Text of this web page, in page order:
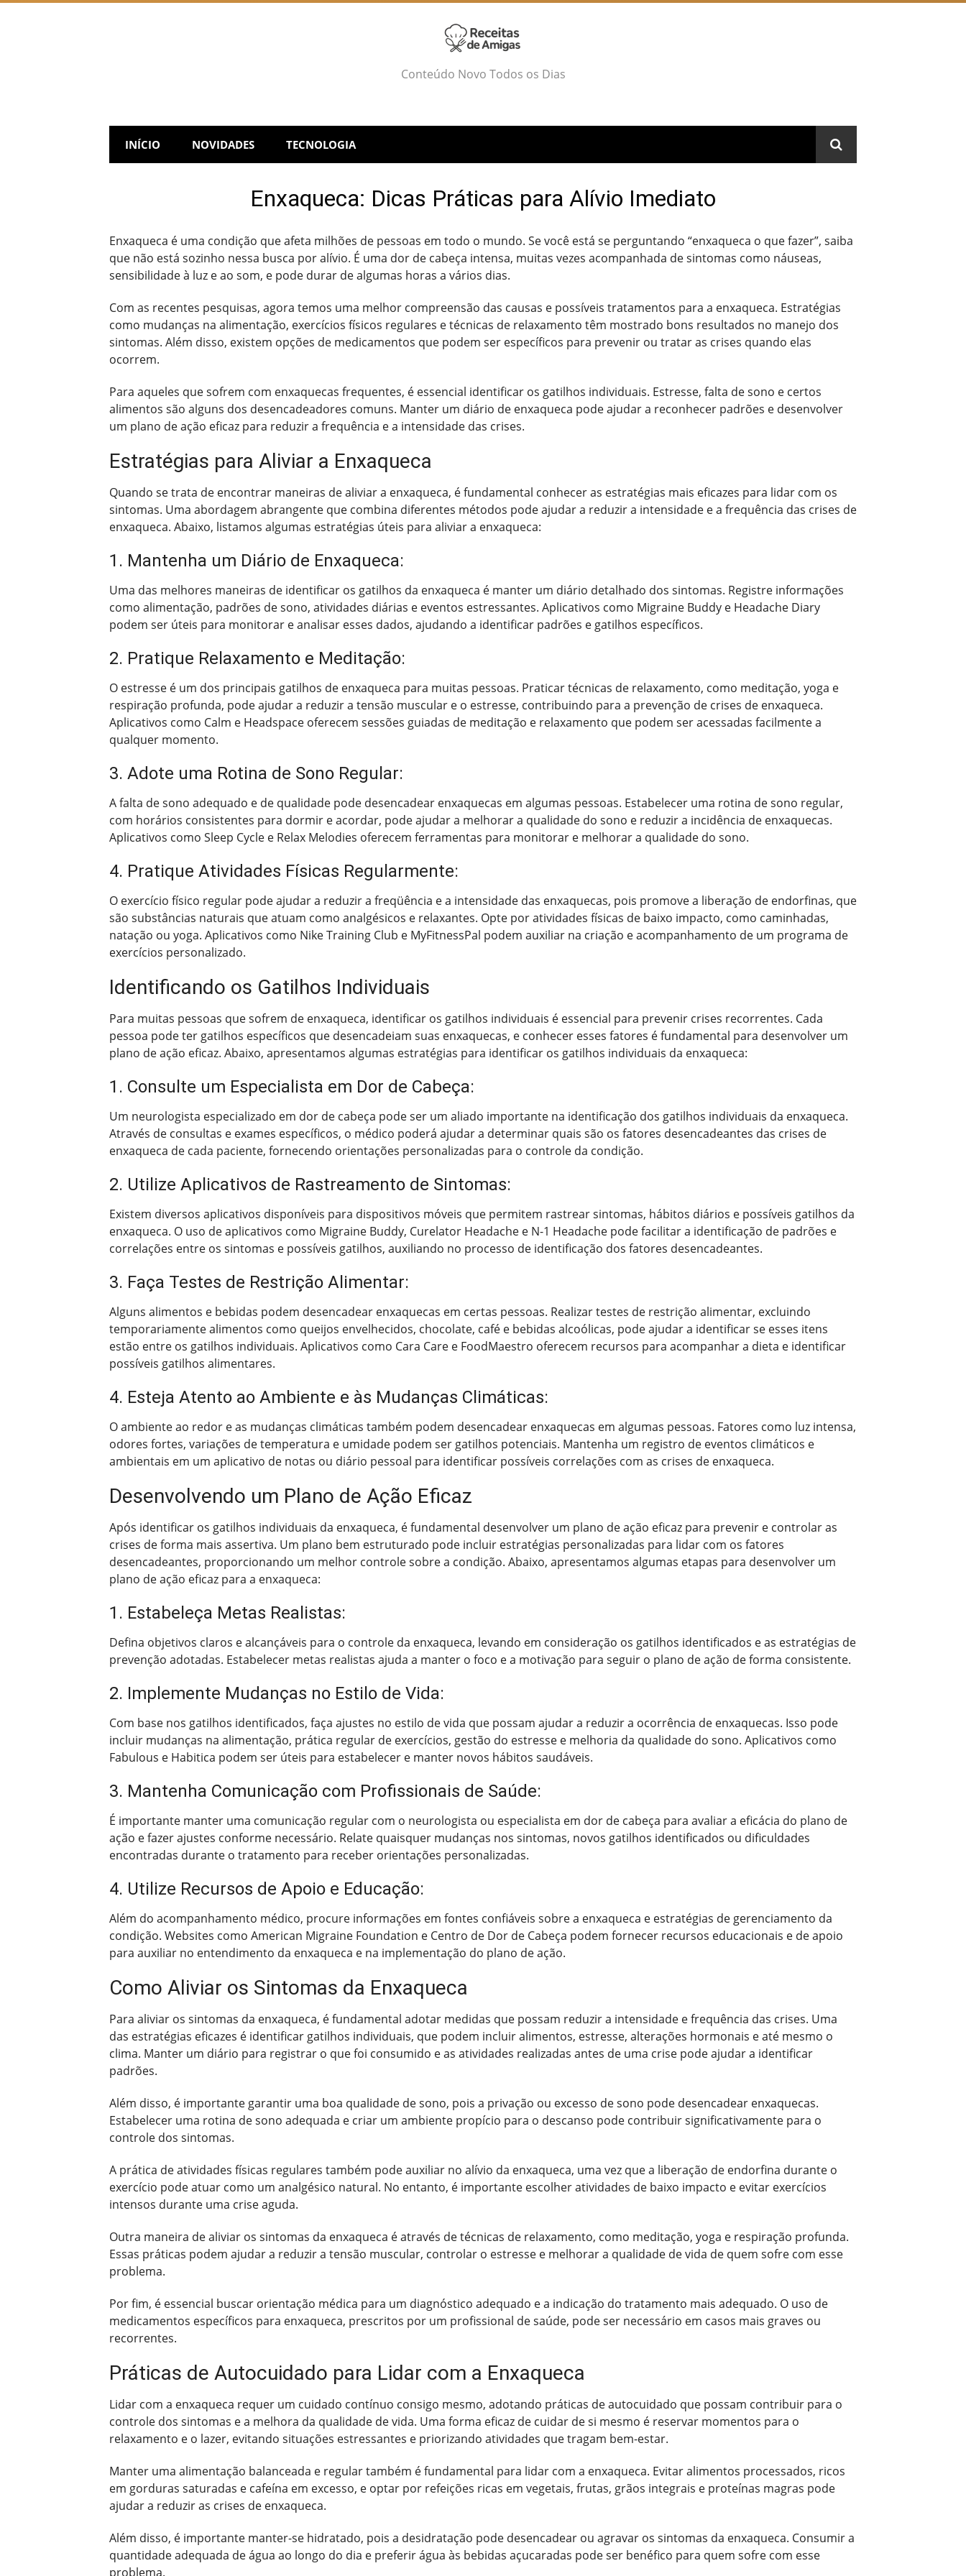
Skip
Conteúdo Novo Todos os Dias
INÍCIO NOVIDADES TECNOLOGIA
Enxaqueca: Dicas Práticas para Alívio Imediato
Enxaqueca é uma condição que afeta milhões de pessoas em todo o mundo. Se você está se perguntando “enxaqueca o que fazer”, saiba
que não está sozinho nessa busca por alívio. É uma dor de cabeça intensa, muitas vezes acompanhada de sintomas como náuseas,
sensibilidade à luz e ao som, e pode durar de algumas horas a vários dias.
Com as recentes pesquisas, agora temos uma melhor compreensão das causas e possíveis tratamentos para a enxaqueca. Estratégias
como mudanças na alimentação, exercícios físicos regulares e técnicas de relaxamento têm mostrado bons resultados no manejo dos
sintomas. Além disso, existem opções de medicamentos que podem ser específicos para prevenir ou tratar as crises quando elas
ocorrem.
Para aqueles que sofrem com enxaquecas frequentes, é essencial identificar os gatilhos individuais. Estresse, falta de sono e certos
alimentos são alguns dos desencadeadores comuns. Manter um diário de enxaqueca pode ajudar a reconhecer padrões e desenvolver
um plano de ação eficaz para reduzir a frequência e a intensidade das crises.
Estratégias para Aliviar a Enxaqueca
Quando se trata de encontrar maneiras de aliviar a enxaqueca, é fundamental conhecer as estratégias mais eficazes para lidar com os
sintomas. Uma abordagem abrangente que combina diferentes métodos pode ajudar a reduzir a intensidade e a frequência das crises de
enxaqueca. Abaixo, listamos algumas estratégias úteis para aliviar a enxaqueca:
1. Mantenha um Diário de Enxaqueca:
Uma das melhores maneiras de identificar os gatilhos da enxaqueca é manter um diário detalhado dos sintomas. Registre informações
como alimentação, padrões de sono, atividades diárias e eventos estressantes. Aplicativos como Migraine Buddy e Headache Diary
podem ser úteis para monitorar e analisar esses dados, ajudando a identificar padrões e gatilhos específicos.
2. Pratique Relaxamento e Meditação:
O estresse é um dos principais gatilhos de enxaqueca para muitas pessoas. Praticar técnicas de relaxamento, como meditação, yoga e
respiração profunda, pode ajudar a reduzir a tensão muscular e o estresse, contribuindo para a prevenção de crises de enxaqueca.
Aplicativos como Calm e Headspace oferecem sessões guiadas de meditação e relaxamento que podem ser acessadas facilmente a
qualquer momento.
3. Adote uma Rotina de Sono Regular:
A falta de sono adequado e de qualidade pode desencadear enxaquecas em algumas pessoas. Estabelecer uma rotina de sono regular,
com horários consistentes para dormir e acordar, pode ajudar a melhorar a qualidade do sono e reduzir a incidência de enxaquecas.
Aplicativos como Sleep Cycle e Relax Melodies oferecem ferramentas para monitorar e melhorar a qualidade do sono.
4. Pratique Atividades Físicas Regularmente:
O exercício físico regular pode ajudar a reduzir a freqüência e a intensidade das enxaquecas, pois promove a liberação de endorfinas, que
são substâncias naturais que atuam como analgésicos e relaxantes. Opte por atividades físicas de baixo impacto, como caminhadas,
natação ou yoga. Aplicativos como Nike Training Club e MyFitnessPal podem auxiliar na criação e acompanhamento de um programa de
exercícios personalizado.
Identificando os Gatilhos Individuais
Para muitas pessoas que sofrem de enxaqueca, identificar os gatilhos individuais é essencial para prevenir crises recorrentes. Cada
pessoa pode ter gatilhos específicos que desencadeiam suas enxaquecas, e conhecer esses fatores é fundamental para desenvolver um
plano de ação eficaz. Abaixo, apresentamos algumas estratégias para identificar os gatilhos individuais da enxaqueca:
1. Consulte um Especialista em Dor de Cabeça:
Um neurologista especializado em dor de cabeça pode ser um aliado importante na identificação dos gatilhos individuais da enxaqueca.
Através de consultas e exames específicos, o médico poderá ajudar a determinar quais são os fatores desencadeantes das crises de
enxaqueca de cada paciente, fornecendo orientações personalizadas para o controle da condição.
2. Utilize Aplicativos de Rastreamento de Sintomas:
Existem diversos aplicativos disponíveis para dispositivos móveis que permitem rastrear sintomas, hábitos diários e possíveis gatilhos da
enxaqueca. O uso de aplicativos como Migraine Buddy, Curelator Headache e N-1 Headache pode facilitar a identificação de padrões e
correlações entre os sintomas e possíveis gatilhos, auxiliando no processo de identificação dos fatores desencadeantes.
3. Faça Testes de Restrição Alimentar:
Alguns alimentos e bebidas podem desencadear enxaquecas em certas pessoas. Realizar testes de restrição alimentar, excluindo
temporariamente alimentos como queijos envelhecidos, chocolate, café e bebidas alcoólicas, pode ajudar a identificar se esses itens
estão entre os gatilhos individuais. Aplicativos como Cara Care e FoodMaestro oferecem recursos para acompanhar a dieta e identificar
possíveis gatilhos alimentares.
4. Esteja Atento ao Ambiente e às Mudanças Climáticas:
O ambiente ao redor e as mudanças climáticas também podem desencadear enxaquecas em algumas pessoas. Fatores como luz intensa,
odores fortes, variações de temperatura e umidade podem ser gatilhos potenciais. Mantenha um registro de eventos climáticos e
ambientais em um aplicativo de notas ou diário pessoal para identificar possíveis correlações com as crises de enxaqueca.
Desenvolvendo um Plano de Ação Eficaz
Após identificar os gatilhos individuais da enxaqueca, é fundamental desenvolver um plano de ação eficaz para prevenir e controlar as
crises de forma mais assertiva. Um plano bem estruturado pode incluir estratégias personalizadas para lidar com os fatores
desencadeantes, proporcionando um melhor controle sobre a condição. Abaixo, apresentamos algumas etapas para desenvolver um
plano de ação eficaz para a enxaqueca:
1. Estabeleça Metas Realistas:
Defina objetivos claros e alcançáveis para o controle da enxaqueca, levando em consideração os gatilhos identificados e as estratégias de
prevenção adotadas. Estabelecer metas realistas ajuda a manter o foco e a motivação para seguir o plano de ação de forma consistente.
2. Implemente Mudanças no Estilo de Vida:
Com base nos gatilhos identificados, faça ajustes no estilo de vida que possam ajudar a reduzir a ocorrência de enxaquecas. Isso pode
incluir mudanças na alimentação, prática regular de exercícios, gestão do estresse e melhoria da qualidade do sono. Aplicativos como
Fabulous e Habitica podem ser úteis para estabelecer e manter novos hábitos saudáveis.
3. Mantenha Comunicação com Profissionais de Saúde:
É importante manter uma comunicação regular com o neurologista ou especialista em dor de cabeça para avaliar a eficácia do plano de
ação e fazer ajustes conforme necessário. Relate quaisquer mudanças nos sintomas, novos gatilhos identificados ou dificuldades
encontradas durante o tratamento para receber orientações personalizadas.
4. Utilize Recursos de Apoio e Educação:
Além do acompanhamento médico, procure informações em fontes confiáveis sobre a enxaqueca e estratégias de gerenciamento da
condição. Websites como American Migraine Foundation e Centro de Dor de Cabeça podem fornecer recursos educacionais e de apoio
para auxiliar no entendimento da enxaqueca e na implementação do plano de ação.
Como Aliviar os Sintomas da Enxaqueca
Para aliviar os sintomas da enxaqueca, é fundamental adotar medidas que possam reduzir a intensidade e frequência das crises. Uma
das estratégias eficazes é identificar gatilhos individuais, que podem incluir alimentos, estresse, alterações hormonais e até mesmo o
clima. Manter um diário para registrar o que foi consumido e as atividades realizadas antes de uma crise pode ajudar a identificar
padrões.
Além disso, é importante garantir uma boa qualidade de sono, pois a privação ou excesso de sono pode desencadear enxaquecas.
Estabelecer uma rotina de sono adequada e criar um ambiente propício para o descanso pode contribuir significativamente para o
controle dos sintomas.
A prática de atividades físicas regulares também pode auxiliar no alívio da enxaqueca, uma vez que a liberação de endorfina durante o
exercício pode atuar como um analgésico natural. No entanto, é importante escolher atividades de baixo impacto e evitar exercícios
intensos durante uma crise aguda.
Outra maneira de aliviar os sintomas da enxaqueca é através de técnicas de relaxamento, como meditação, yoga e respiração profunda.
Essas práticas podem ajudar a reduzir a tensão muscular, controlar o estresse e melhorar a qualidade de vida de quem sofre com esse
problema.
Por fim, é essencial buscar orientação médica para um diagnóstico adequado e a indicação do tratamento mais adequado. O uso de
medicamentos específicos para enxaqueca, prescritos por um profissional de saúde, pode ser necessário em casos mais graves ou
recorrentes.
Práticas de Autocuidado para Lidar com a Enxaqueca
Lidar com a enxaqueca requer um cuidado contínuo consigo mesmo, adotando práticas de autocuidado que possam contribuir para o
controle dos sintomas e a melhora da qualidade de vida. Uma forma eficaz de cuidar de si mesmo é reservar momentos para o
relaxamento e o lazer, evitando situações estressantes e priorizando atividades que tragam bem-estar.
Manter uma alimentação balanceada e regular também é fundamental para lidar com a enxaqueca. Evitar alimentos processados, ricos
em gorduras saturadas e cafeína em excesso, e optar por refeições ricas em vegetais, frutas, grãos integrais e proteínas magras pode
ajudar a reduzir as crises de enxaqueca.
Além disso, é importante manter-se hidratado, pois a desidratação pode desencadear ou agravar os sintomas da enxaqueca. Consumir a
quantidade adequada de água ao longo do dia e preferir água às bebidas açucaradas pode ser benéfico para quem sofre com esse
problema.